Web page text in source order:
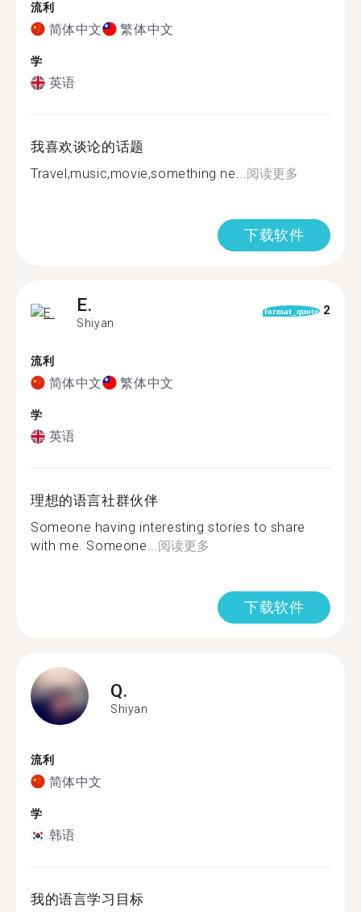
流利
简体中文 繁体中文
学
英语
我喜欢谈论的话题
Travel,music,movie,something ne...阅读更多
下载软件
E.
Shiyan
format_quote 2
流利
简体中文 繁体中文
学
英语
理想的语言社群伙伴
Someone having interesting stories to share
with me. Someone...阅读更多
下载软件
Q.
Shiyan
流利
简体中文
学
韩语
我的语言学习目标